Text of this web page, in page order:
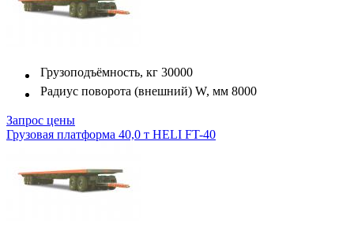
Грузоподъёмность, кг 30000
Радиус поворота (внешний) W, мм 8000
Запрос цены
Грузовая платформа 40,0 т HELI FT-40